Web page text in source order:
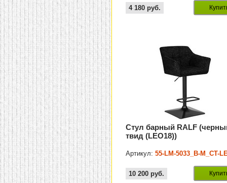
4 180 руб.
Стул барный RALF
твид (LEO18))
Артикул:55-LM-5033_B-M_CT-
10 200 руб.